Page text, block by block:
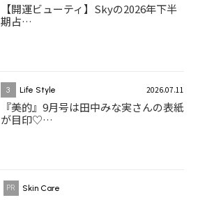
【開運ビューティ】Skyの2026年下半
期占…
3 Life Style 2026.07.11
『美的』9月号は田中みな実さんの表紙
が目印♡…
Skin Care